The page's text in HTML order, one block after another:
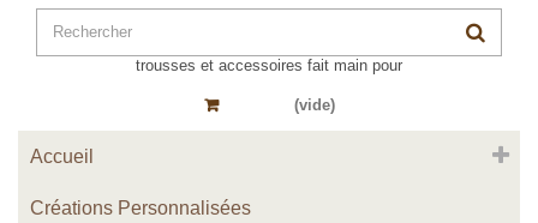
(vide)
Accueil
Créations Personnalisées